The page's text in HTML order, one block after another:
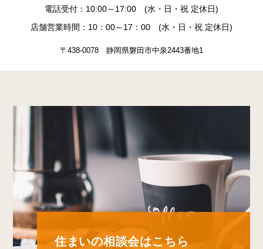
電話受付：10:00～17:00 (水・日・祝 定休日)
店舗営業時間：10：00～17：00 (水・日・祝 定休日)
〒438-0078 静岡県磐田市中泉2443番地1
住まいの相談会はこちら